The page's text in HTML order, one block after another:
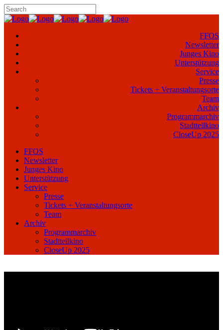
FFOS
Newsletter
Junges Kino
Unterstützung
Service
Presse
Tickets + Veranstaltungsorte
Team
Archiv
Programmarchiv
Stadtteilkino
CloseUp 2025
FFOS
Newsletter
Junges Kino
Unterstützung
Service
Presse
Tickets + Veranstaltungsorte
Team
Archiv
Programmarchiv
Stadtteilkino
CloseUp 2025